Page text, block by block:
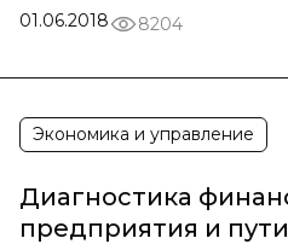
01.06.2018
8204
Экономика и управление
Диагностика
предприятия и